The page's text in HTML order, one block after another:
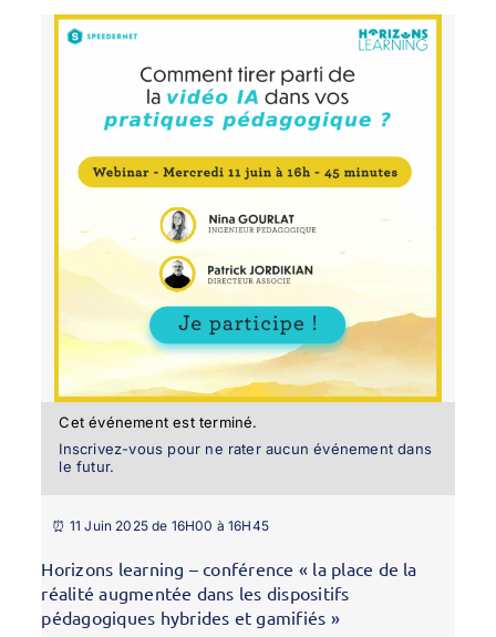
Cet événement est terminé.
Inscrivez-vous pour ne rater aucun événement dans
le futur.
⏰ 11 Juin 2025 de 16H00 à 16H45
Horizons learning – conférence « la place de la
réalité augmentée dans les dispositifs
pédagogiques hybrides et gamifiés »